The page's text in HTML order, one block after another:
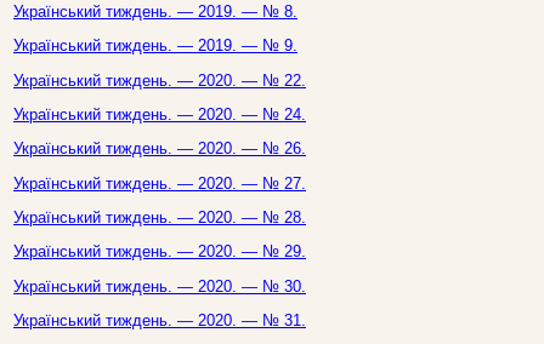
Український тиждень. — 2019. — № 8.
Український тиждень. — 2019. — № 9.
Український тиждень. — 2020. — № 22.
Український тиждень. — 2020. — № 24.
Український тиждень. — 2020. — № 26.
Український тиждень. — 2020. — № 27.
Український тиждень. — 2020. — № 28.
Український тиждень. — 2020. — № 29.
Український тиждень. — 2020. — № 30.
Український тиждень. — 2020. — № 31.